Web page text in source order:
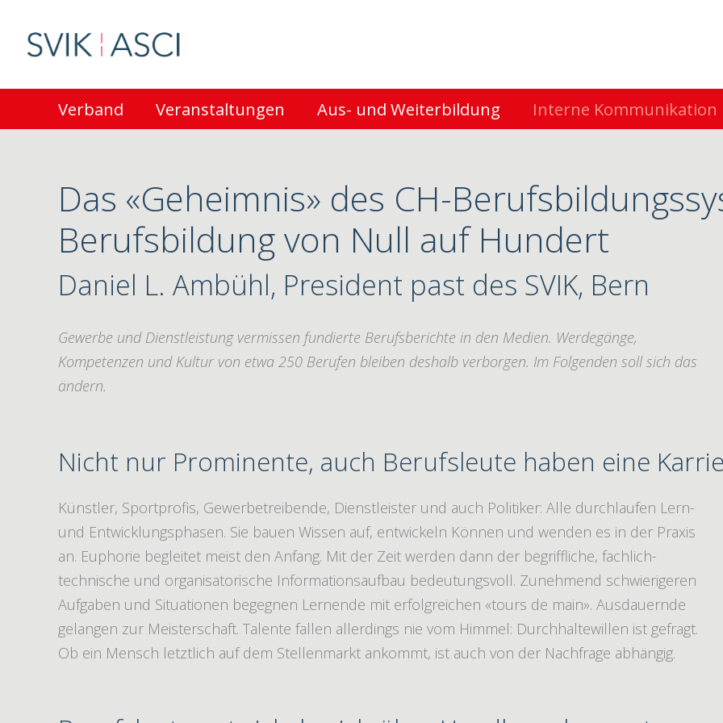
Verband Veranstaltungen Aus- und Weiterbildung Interne Kommunikation
Das «Geheimnis» des CH-
Berufsbildung von Null auf Hundert
Daniel L. Ambühl, President past des SVIK, Bern
Gewerbe und Dienstleistung vermissen fundierte Berufsberichte in den Medien. Werdegänge,
Kompetenzen und Kultur von etwa 250 Berufen bleiben deshalb verborgen. Im Folgenden soll sich das
ändern.
Nicht nur Prominente, auch Berufsleute haben eine
Künstler, Sportprofis, Gewerbetreibende, Dienstleister und auch Politiker: Alle durchlaufen Lern-
und Entwicklungsphasen. Sie bauen Wissen auf, entwickeln Können und wenden es in der Praxis
an. Euphorie begleitet meist den Anfang. Mit der Zeit werden dann der begriffliche, fachlich-
technische und organisatorische Informationsaufbau bedeutungsvoll. Zunehmend schwierigeren
Aufgaben und Situationen begegnen Lernende mit erfolgreichen «tours de main». Ausdauernde
gelangen zur Meisterschaft. Talente fallen allerdings nie vom Himmel: Durchhaltewillen ist gefragt.
Ob ein Mensch letztlich auf dem Stellenmarkt ankommt, ist auch von der Nachfrage abhängig.